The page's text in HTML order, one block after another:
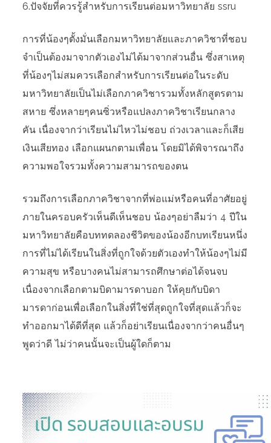
6.ปัจจัยที่ควรรู้สำหรับการเรียนต่อมหาวิทยาลัย ssru
การที่น้องๆตั้งมั่นเลือกมหาวิทยาลัยและภาควิชาที่ชอบ
จำเป็นต้องมาจากตัวเองไม่ได้มาจากส่วนอื่น ซึ่งสาเหตุ
ที่น้องๆไม่สมควรเลือกสำหรับการเรียนต่อในระดับ
มหาวิทยาลัยเป็นไม่เลือกภาควิชารวมทั้งหลักสูตรตาม
สหาย ซึ่งหลายๆคนซิ่วหรือแปลงภาควิชาเรียนกลาง
คัน เนื่องจากว่าเรียนไม่ไหวไม่ชอบ ถ่วงเวลาและก็เสีย
เงินเสียทอง เลือกแผนกตามเพื่อน โดยมิได้พิจารณาถึง
ความพอใจรวมทั้งความสามารถของตน
รวมถึงการเลือกภาควิชาจากที่พ่อแม่หรือคนที่อาศัยอยู่
ภายในครอบครัวเห็นดีเห็นชอบ น้องๆอย่าลืมว่า 4 ปีใน
มหาวิทยาลัยคือบททดลองชีวิตของน้องอีกบทเรียนหนึ่ง
การที่ไม่ได้เรียนในสิ่งที่ถูกใจด้วยตัวเองทำให้น้องๆไม่มี
ความสุข หรือบางคนไม่สามารถศึกษาต่อได้จนจบ
เนื่องจากเลือกตามบิดามารดาบอก ให้คุยกับบิดา
มารดาก่อนเพื่อเลือกในสิ่งที่ใช่ที่สุดถูกใจที่สุดแล้วก็จะ
ทำออกมาได้ดีที่สุด แล้วก็อย่าเรียนเนื่องจากว่าคนอื่นๆ
พูดว่าดี ไม่ว่าคนนั้นจะเป็นผู้ใดก็ตาม